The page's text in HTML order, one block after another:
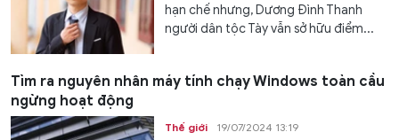
hạn chế nhưng, Dương Đình Thanh
người dân tộc Tày vẫn sở hữu điểm...
Tìm ra nguyên nhân máy tính chạy Windows toàn cầu
ngừng hoạt động
Thế giới 19/07/2024 13:19